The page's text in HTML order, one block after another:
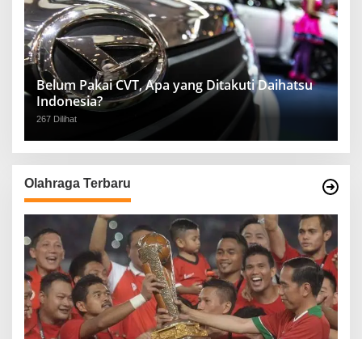
Belum Pakai CVT, Apa yang Ditakuti Daihatsu
Indonesia?
267 Dilihat
Olahraga Terbaru